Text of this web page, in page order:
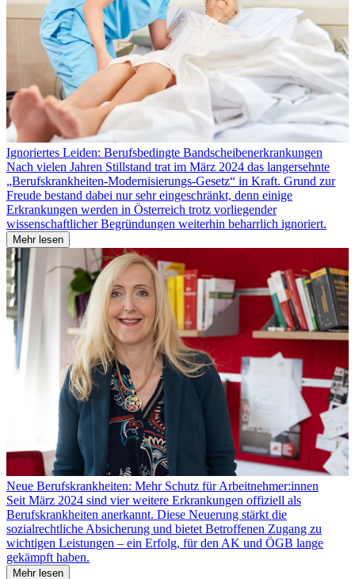
Ignoriertes Leiden: Berufsbedingte Bandscheibenerkrankungen
Nach vielen Jahren Stillstand trat im März 2024 das langersehnte
„Berufskrankheiten-Modernisierungs-Gesetz“ in Kraft. Grund zur
Freude bestand dabei nur sehr eingeschränkt, denn einige
Erkrankungen werden in Österreich trotz vorliegender
wissenschaftlicher Begründungen weiterhin beharrlich ignoriert.
Mehr lesen
Neue Berufskrankheiten: Mehr Schutz für Arbeitnehmer:innen
Seit März 2024 sind vier weitere Erkrankungen offiziell als
Berufskrankheiten anerkannt. Diese Neuerung stärkt die
sozialrechtliche Absicherung und bietet Betroffenen Zugang zu
wichtigen Leistungen – ein Erfolg, für den AK und ÖGB lange
gekämpft haben.
Mehr lesen